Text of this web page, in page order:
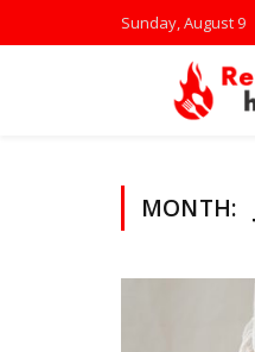
Sunday, August 9
MONTH: